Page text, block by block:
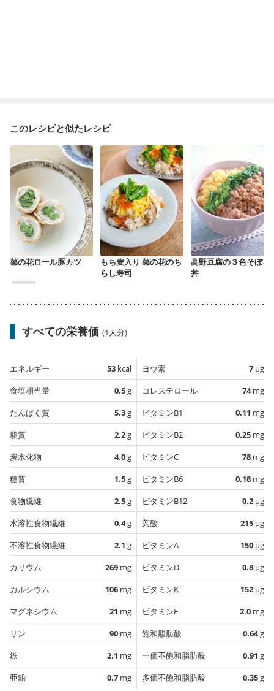
このレシピと似たレシピ
菜の花ロール豚カツ
もち麦入り 菜の花のち
らし寿司
高野豆腐の３色そぼろ
丼
すべての栄養価 (1人分)
エネルギー 53 kcal
食塩相当量
0.5g
たんぱく質
5.3g
脂質
2.2g
炭水化物
4.0g
糖質
1.5g
食物繊維
2.5g
水溶性食物繊維
0.4g
不溶性食物繊維
2.1 g
カリウム
269 mg
カルシウム
106 mg
マグネシウム
21 mg
リン
90 mg
鉄
2.1 mg
亜鉛
0.7 mg
ヨウ素 7 µg
コレステロール
74mg
ビタミンB1
0.11 mg
ビタミンB2
0.25 mg
ビタミンC
78 mg
ビタミンB6
0.18 mg
ビタミンB12
0.2 µg
葉酸
215 µg
ビタミンA
150 µg
ビタミンD
0.8 µg
ビタミンK
152 µg
ビタミンE
2.0 mg
飽和脂肪酸
0.64g
一価不飽和脂肪酸
0.91 g
多価不飽和脂肪酸
0.35g